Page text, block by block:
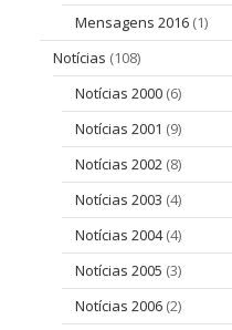
Mensagens 2016 (1)
Notícias (108)
Notícias 2000 (6)
Notícias 2001 (9)
Notícias 2002 (8)
Notícias 2003 (4)
Notícias 2004(4)
Notícias 2005 (3)
Notícias 2006 (2)